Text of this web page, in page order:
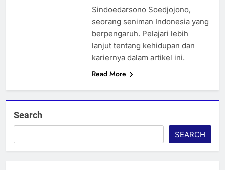
Sindoedarsono Soedjojono,
seorang seniman Indonesia yang
berpengaruh. Pelajari lebih
lanjut tentang kehidupan dan
kariernya dalam artikel ini.
Read More
Search
SEARCH